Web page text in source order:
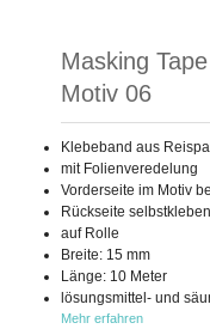
Masking
Motiv 06
Klebeband aus
mit Folienveredelung
Vorderseite im Motiv
Rückseite
auf Rolle
Breite: 15 mm
Länge: 10 Meter
lösungsmittel- und
Mehr erfahren